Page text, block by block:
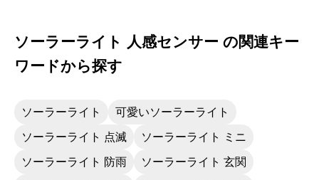
ソーラーライト 人感センサー の関連キー
ワードから探す
ソーラーライト 可愛いソーラーライト
ソーラーライト 点滅 ソーラーライト ミニ
ソーラーライト 防雨 ソーラーライト 玄関